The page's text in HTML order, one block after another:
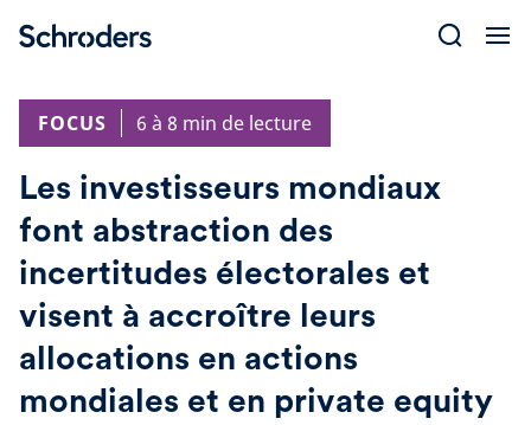
FOCUS
6 à 8 min de lecture
Les investisseurs mondiaux
font abstraction des
incertitudes électorales et
visent à accroître leurs
allocations en actions
mondiales et en private equity